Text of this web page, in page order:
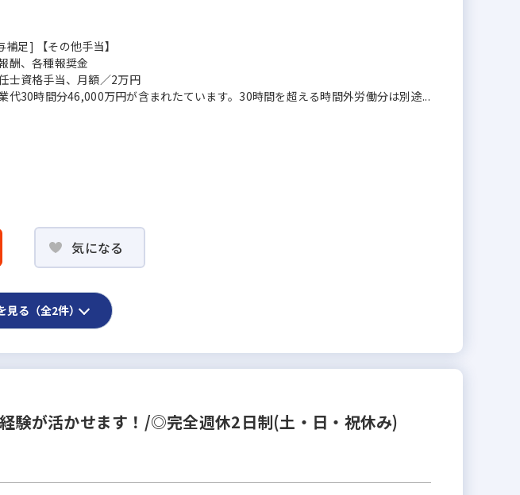
足] 【その他手当】
酬、各種報奨金
士資格手当、月額／2万円
代30時間分46,000万円が含まれたています。30時間を超える時間外労働分は別途...
気になる
見る（全2件）
験が活かせます！/◎完全週休2日制(土・日・祝休み)